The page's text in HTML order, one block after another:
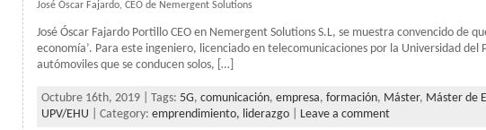
José Óscar Fajardo, CEO de Nemergent Solutions
José Óscar Fajardo Portillo CEO en Nemergent Solutions S.L, se muestra convencido de
economía’. Para este ingeniero, licenciado en telecomunicaciones por la Universidad del
autómoviles que se conducen solos, […]
Octubre 16th, 2019 | Tags: 5G, comunicación, empresa, formación, Máster, Máster de
UPV/EHU | Category: emprendimiento, liderazgo Leave a comment